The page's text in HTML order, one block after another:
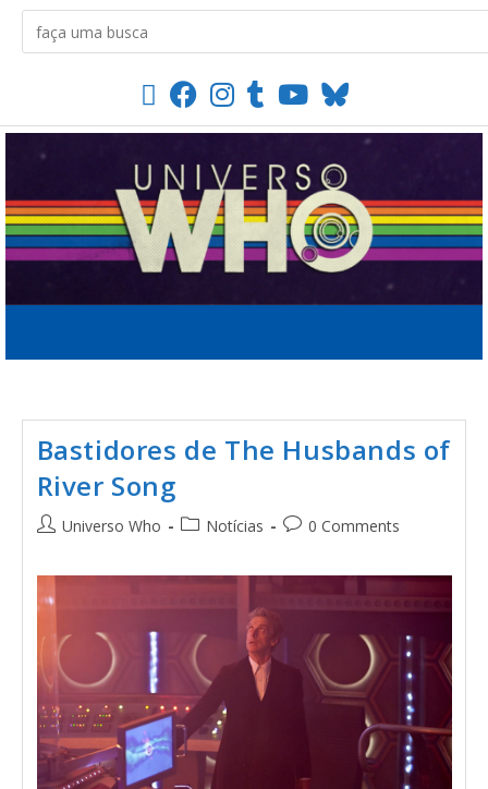
Bastidores de The Husbands of
River Song
Universo Who Notícias 0 Comments